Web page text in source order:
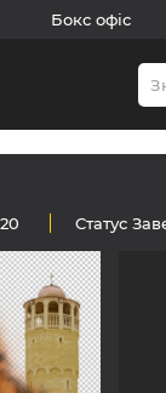
Бокс офіс
Статус